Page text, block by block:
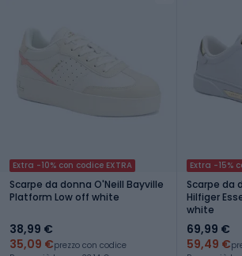
Extra -10% con codice EXTRA
Scarpe da donna O'Neill Bayville
Platform Low off white
38,99 €
35,09 €prezzo con codice
Extra -15%
Scarpe da
Hilfiger
white
69,99 €
59,49 €